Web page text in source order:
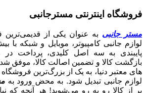
فروشگاه اینترنتی مسترجانبی
مستر جانبی به عنوان یکی از قدیمی‌ترین
لوازم جانبی کامپیوتر، موبایل و شبکه با
بازگشت کالا و تضمین اصالت کالا، موفق
های معتبر دنیا، به یک از بزرگ‌ترین فروشگاه
لوازم جانبی تبدیل شود. به محض ورود به
پر از کالا رو به رو می‌شوید! هر آنچه که